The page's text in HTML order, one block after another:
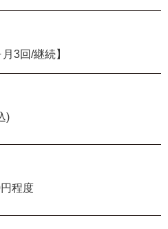
3回/継続】
)
程度